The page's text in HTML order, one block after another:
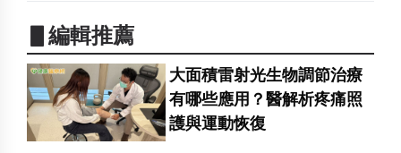
▋編輯推薦
大面積雷射光生物調節治療
有哪些應用？醫解析疼痛照
護與運動恢復